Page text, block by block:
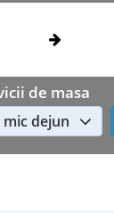
de masa